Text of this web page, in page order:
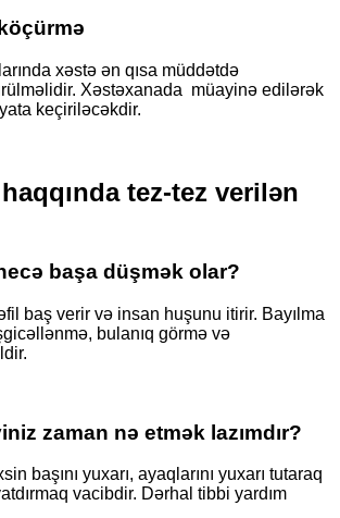
xəstə ən qısa müddətdə
Xəstəxanada müayinə edilərək
keçiriləcəkdir.
tez-tez verilən
başa düşmək olar?
baş verir və insan huşunu itirir. Bayılma
bulanıq görmə və
zaman nə etmək lazımdır?
başını yuxarı, ayaqlarını yuxarı tutaraq
vacibdir. Dərhal tibbi yardım